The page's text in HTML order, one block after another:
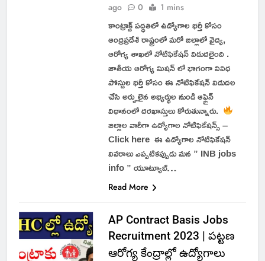
ago
0 1 mins
కాంట్రాక్ట్ పద్ధతిలో ఉద్యోగాల భర్తీ కోసం
ఆంద్రప్రదేశ్ రాష్ట్రంలో మరో జిల్లాలో వైద్య,
ఆరోగ్య శాఖలో నోటిఫికేషన్ విడుదలైంది .
జాతీయ ఆరోగ్య మిషన్ లో భాగంగా వివిధ
పోస్టుల భర్తీ కోసం ఈ నోటిఫికేషన్ విడుదల
చేసి అర్హులైన అభ్యర్థుల నుండి ఆఫ్లైన్
విధానంలో దరఖాస్తులు కోరుతున్నారు.
జిల్లాల వారీగా ఉద్యోగాల నోటిఫికేషన్స్ –
Click here ఈ ఉద్యోగాల నోటిఫికేషన్
వివరాలు ఎప్పటికప్పుడు మన ” INB jobs
info ” యూట్యూబ్…
Read More
AP Contract Basis Jobs
Recruitment 2023 | పట్టణ
ఆరోగ్య కేంద్రాల్లో ఉద్యోగాలు